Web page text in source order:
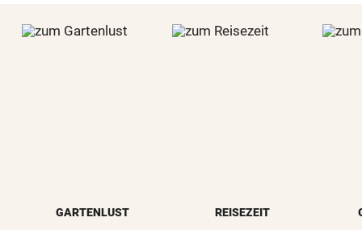
GARTENLUST REISEZEIT